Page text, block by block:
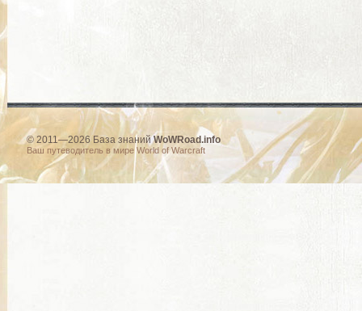
© 2011—2026 База знанийWoWRoad.info
Ваш путеводитель в мире World of Warcraft